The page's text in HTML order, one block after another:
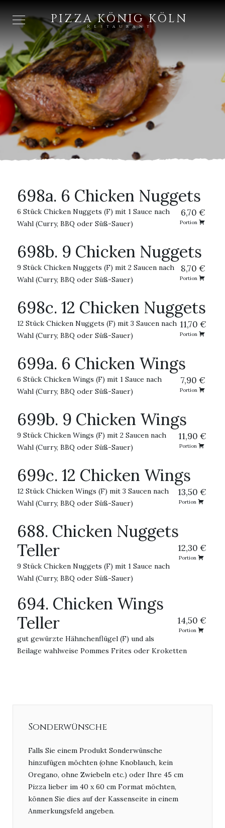
PIZZA KÖNIG KÖLN
Restaurant
698a. 6 Chicken Nuggets
6,70 €
Portion
6 Stück Chicken Nuggets (F) mit 1 Sauce nach
Wahl (Curry, BBQ oder Süß-Sauer)
698b. 9 Chicken Nuggets
8,70 €
Portion
9 Stück Chicken Nuggets (F) mit 2 Saucen nach
Wahl (Curry, BBQ oder Süß-Sauer)
698c. 12 Chicken Nuggets
11,70 €
Portion
12 Stück Chicken Nuggets (F) mit 3 Saucen nach
Wahl (Curry, BBQ oder Süß-Sauer)
699a. 6 Chicken Wings
7,90 €
Portion
6 Stück Chicken Wings (F) mit 1 Sauce nach
Wahl (Curry, BBQ oder Süß-Sauer)
699b. 9 Chicken Wings
11,90 €
Portion
9 Stück Chicken Wings (F) mit 2 Saucen nach
Wahl (Curry, BBQ oder Süß-Sauer)
699c. 12 Chicken Wings
13,50 €
Portion
12 Stück Chicken Wings (F) mit 3 Saucen nach
Wahl (Curry, BBQ oder Süß-Sauer)
688. Chicken Nuggets
Teller
12,30 €
Portion
9 Stück Chicken Nuggets (F) mit 1 Sauce nach
Wahl (Curry, BBQ oder Süß-Sauer)
694. Chicken Wings
Teller
14,50 €
Portion
gut gewürzte Hähnchenflügel (F) und als
Beilage wahlweise Pommes Frites oder Kroketten
Sonderwünsche
Falls Sie einem Produkt Sonderwünsche
hinzufügen möchten (ohne Knoblauch, kein
Oregano, ohne Zwiebeln etc.) oder Ihre 45 cm
Pizza lieber im 40 x 60 cm Format möchten,
können Sie dies auf der Kassenseite in einem
Anmerkungsfeld angeben.